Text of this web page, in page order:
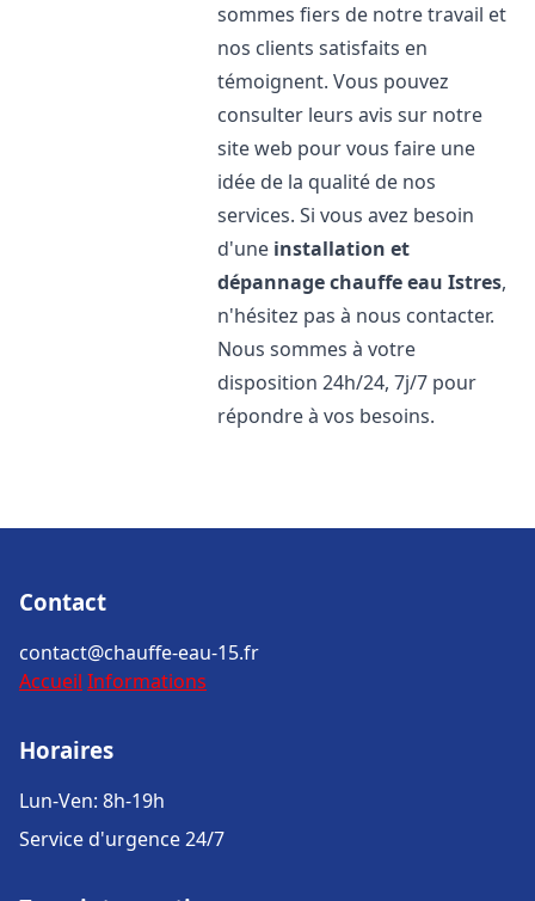
sommes fiers de notre travail et
nos clients satisfaits en
témoignent. Vous pouvez
consulter leurs avis sur notre
site web pour vous faire une
idée de la qualité de nos
services. Si vous avez besoin
d'une installation et
dépannage chauffe eau Istres,
n'hésitez pas à nous contacter.
Nous sommes à votre
disposition 24h/24, 7j/7 pour
répondre à vos besoins.
Contact
contact@chauffe-eau-15.fr
Accueil Informations
Horaires
Lun-Ven: 8h-19h
Service d'urgence 24/7